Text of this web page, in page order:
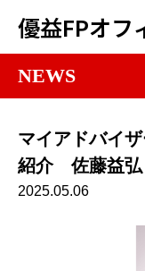
優益FPオフ
NEWS
マイアドバイ
紹介 佐藤益弘
2025.05.06